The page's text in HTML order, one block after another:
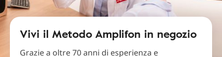
Vivi il Metodo Amplifon in negozio
Grazie a oltre 70 anni di esperienza e